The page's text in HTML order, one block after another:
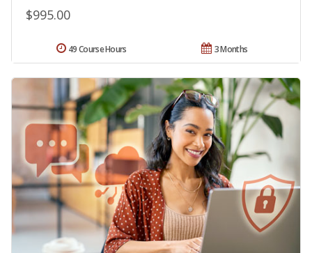
$995.00
3 Months
49 Course Hours